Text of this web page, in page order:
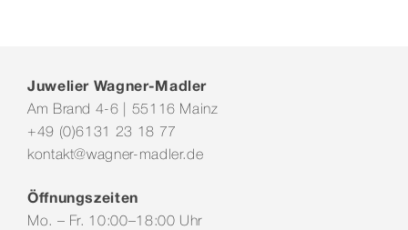
Juwelier Wagner-Madler
Am Brand 4-6 | 55116 Mainz
+49 (0)6131 23 18 77
kontakt@wagner-madler.de
Öffnungszeiten
Mo. – Fr. 10:00–18:00 Uhr